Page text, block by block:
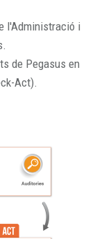
l'Administració i
de Pegasus en
Act).